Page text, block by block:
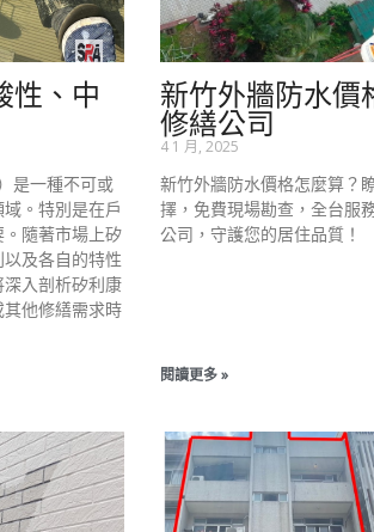
性、中
是一種不可或
。特別是在戶
隨著市場上矽
及各自的特性
入剖析矽利康
他修繕需求時
新竹外牆防水
修繕公司
4 1 月, 2025
新竹外牆防水價格怎麼算？
擇，免費現場勘查，全台服
公司，守護您的居住品質！
閱讀更多 »